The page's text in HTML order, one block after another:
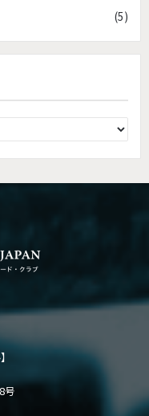
(5)
号